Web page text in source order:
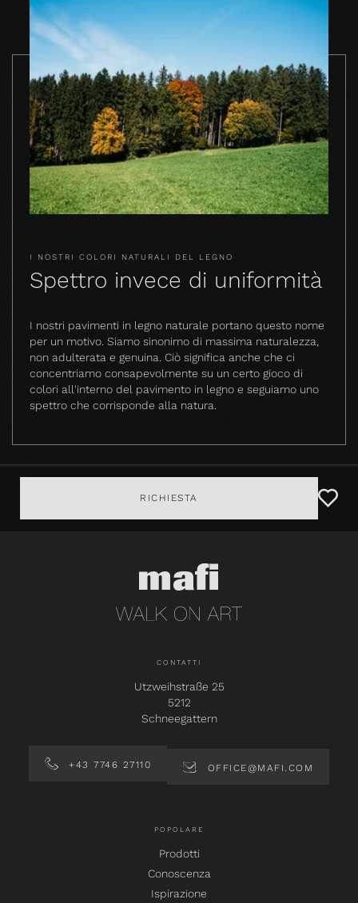
I NOSTRI COLORI NATURALI DEL LEGNO
Spettro invece di uniformità
I nostri pavimenti in legno naturale portano questo nome
per un motivo. Siamo sinonimo di massima naturalezza,
non adulterata e genuina. Ciò significa anche che ci
concentriamo consapevolmente su un certo gioco di
colori all'interno del pavimento in legno e seguiamo uno
spettro che corrisponde alla natura.
RICHIESTA
CONTATTI
Utzweihstraße 25
5212
Schneegattern
+43 7746 27110 OFFICE@MAFI.COM
POPOLARE
Prodotti
Conoscenza
Ispirazione